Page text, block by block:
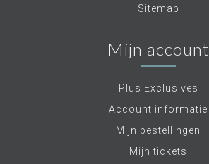
Sitemap
Mijn account
Plus Exclusives
Account informatie
Mijn bestellingen
Mijn tickets